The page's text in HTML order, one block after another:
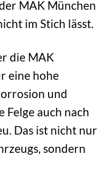
MAK München
im Stich lässt.
die MAK
eine hohe
und
Felge auch nach
Das ist nicht nur
sondern